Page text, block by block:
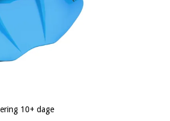
10+ dage